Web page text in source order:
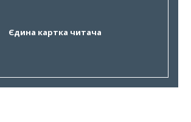
Єдина картка читача